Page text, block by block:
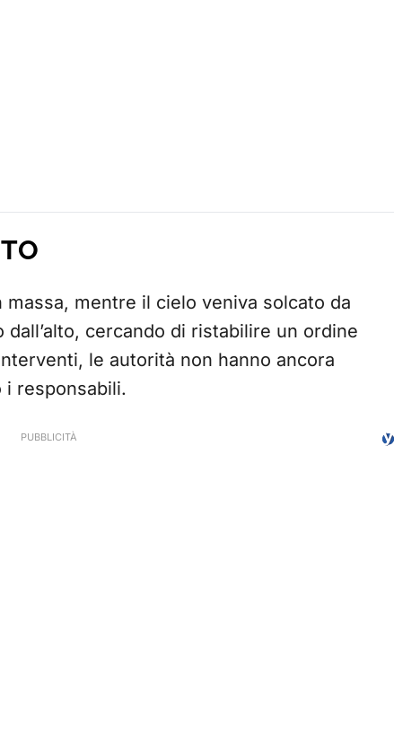
mentre il cielo veniva solcato da
cercando di ristabilire un ordine
le autorità non hanno ancora
i responsabili.